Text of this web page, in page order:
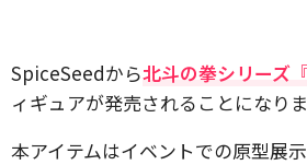
SpiceSeedから北斗の拳シリーズ
ィギュアが発売されることになりま
本アイテムはイベントでの原型展